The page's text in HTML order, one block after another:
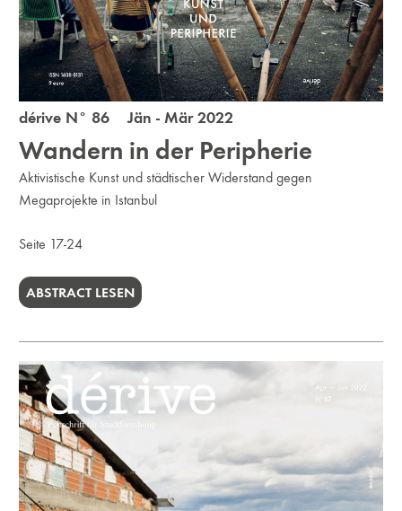
dérive N° 86 Jän - Mär 2022
Wandern in der Peripherie
Aktivistische Kunst und städtischer Widerstand gegen
Megaprojekte in Istanbul
Seite 17-24
ABSTRACT LESEN